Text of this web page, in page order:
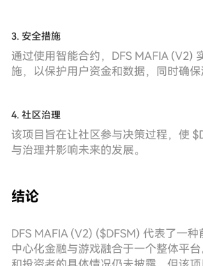
3. 安全措施
通过使用智能合约，DFS MAFIA (V2)
施，以保护用户资金和数据，同时确保
4. 社区治理
该项目旨在让社区参与决策过程，使
与治理并影响未来的发展。
结论
DFS MAFIA (V2) ($DFSM) 代表了一
中心化金融与游戏融合于一个整体平